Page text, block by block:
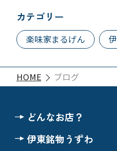
カテゴリー
楽味家まるげん
HOME ブログ
どんなお店？
伊東銘物うずわ